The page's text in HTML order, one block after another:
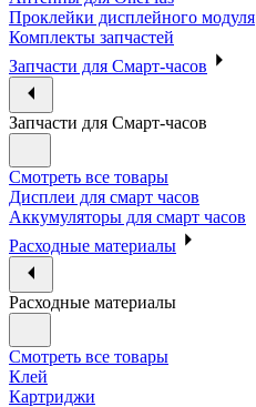
Проклейки дисплейного модуля
Комплекты запчастей
Запчасти для Смарт-часов
Запчасти для Смарт-часов
Смотреть все товары
Дисплеи для смарт часов
Аккумуляторы для смарт часов
Расходные материалы
Расходные материалы
Смотреть все товары
Клей
Картриджи